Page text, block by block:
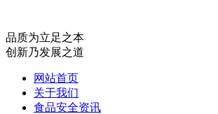
品质为立足之本
创新乃发展之道
网站首页
关于我们
食品安全资讯